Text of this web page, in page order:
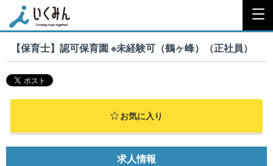
【保育士】認可保育園 ※未経験可（鶴ヶ峰）（正社員）
お気に入り
求人情報